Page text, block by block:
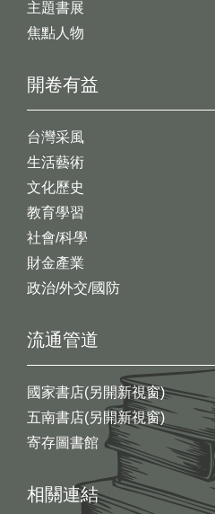
開卷有益
台灣采風
生活藝術
文化歷史
教育學習
社會/科學
財金產業
政治/外交/國防
主題書展
焦點人物
流通管道
國家書店(另開新視窗)
五南書店(另開新視窗)
寄存圖書館
相關連結